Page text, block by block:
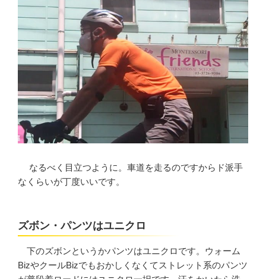
なるべく目立つように。車道を走るのですからド派手
なくらいが丁度いいです。
ズボン・パンツはユニクロ
下のズボンというかパンツはユニクロです。ウォーム
BizやクールBizでもおかしくなくてストレット系のパンツ